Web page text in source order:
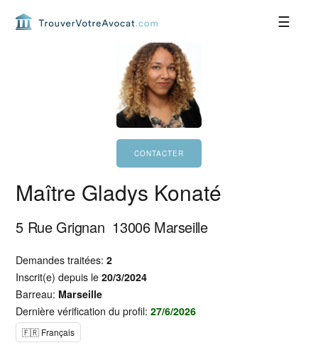
Maître Gladys Konaté
5 Rue Grignan 13006 Marseille
Demandes traitées:2
Inscrit(e) depuis le20/3/2024
Barreau: Marseille
Dernière vérification du profil:27/6/2026
🇫🇷 Français